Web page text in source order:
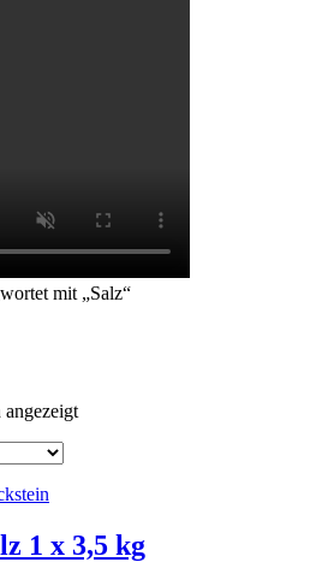
mit „Salz“
1 x 3,5 kg